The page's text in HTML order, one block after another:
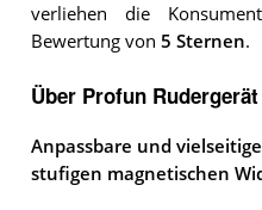
verliehen die
Bewertung von 5 Sternen.
Über Profun
Anpassbare und
stufigen magnetischen